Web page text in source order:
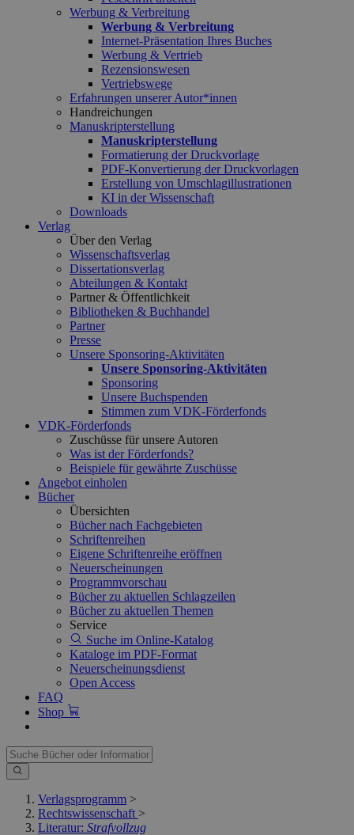
Werbung & Verbreitung
Werbung & Verbreitung
Internet-Präsentation Ihres Buches
Werbung & Vertrieb
Rezensionswesen
Vertriebswege
Erfahrungen unserer Autor*innen
Handreichungen
Manuskripterstellung
Manuskripterstellung
Formatierung der Druckvorlage
PDF-Konvertierung der Druckvorlagen
Erstellung von Umschlagillustrationen
KI in der Wissenschaft
Downloads
Verlag
Über den Verlag
Wissenschaftsverlag
Dissertationsverlag
Abteilungen & Kontakt
Partner & Öffentlichkeit
Bibliotheken & Buchhandel
Partner
Presse
Unsere Sponsoring-Aktivitäten
Unsere Sponsoring-Aktivitäten
Sponsoring
Unsere Buchspenden
Stimmen zum VDK-Förderfonds
VDK-Förderfonds
Zuschüsse für unsere Autoren
Was ist der Förderfonds?
Beispiele für gewährte Zuschüsse
Angebot einholen
Bücher
Übersichten
Bücher nach Fachgebieten
Schriftenreihen
Eigene Schriftenreihe eröffnen
Neuerscheinungen
Programmvorschau
Bücher zu aktuellen Schlagzeilen
Bücher zu aktuellen Themen
Service
Suche im Online-Katalog
Kataloge im PDF-Format
Neuerscheinungsdienst
Open Access
FAQ
Shop
Verlagsprogramm >
Rechtswissenschaft >
Literatur: Strafvollzug